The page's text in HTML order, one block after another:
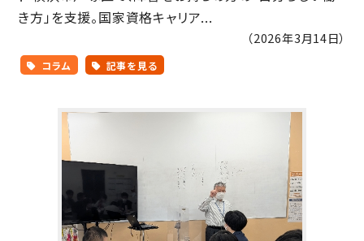
き方」を支援。国家資格キャリア...
（2026年3月14日）
コラム 記事を見る